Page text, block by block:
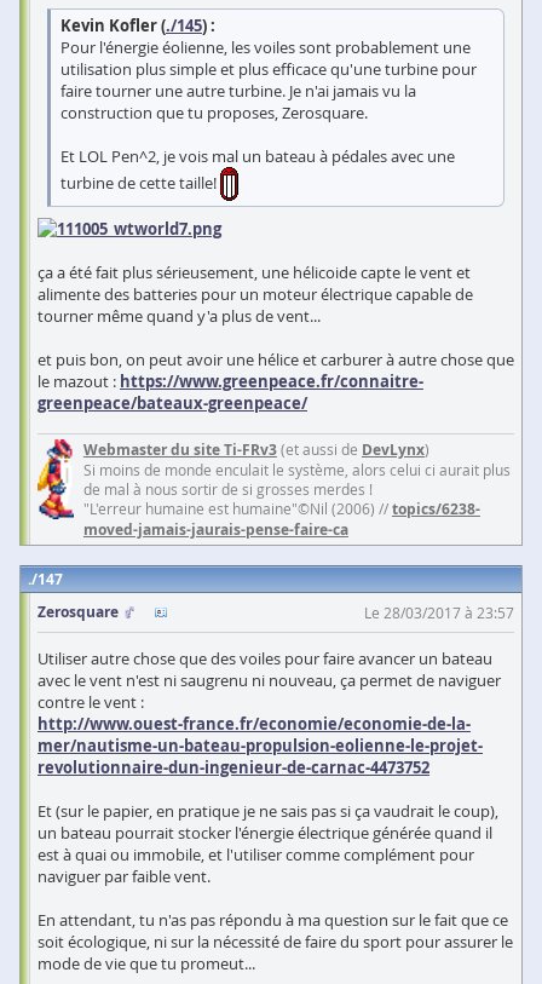
Kevin Kofler (./145) :
Pour l'énergie éolienne, les voiles sont probablement une
utilisation plus simple et plus efficace qu'une turbine pour
faire tourner une autre turbine. Je n'ai jamais vu la
construction que tu proposes, Zerosquare.
Et LOL Pen^2, je vois mal un bateau à pédales avec une
turbine de cette taille!
ça a été fait plus sérieusement, une hélicoide capte le vent et
alimente des batteries pour un moteur électrique capable de
tourner même quand y'a plus de vent...
et puis bon, on peut avoir une hélice et carburer à autre chose que
le mazout : https://www.greenpeace.fr/connaitre-
greenpeace/bateaux-greenpeace/
Webmaster du site Ti-FRv3(et aussi de DevLynx)
Si moins de monde enculait le système, alors celui ci aurait plus
de mal à nous sortir de si grosses merdes !
"L'erreur humaine est humaine"©Nil (2006) //topics/6238-
moved-jamais-jaurais-pense-faire-ca
147
Zerosquare
Le 28/03/2017 à 23:57
Utiliser autre chose que des voiles pour faire avancer un bateau
avec le vent n'est ni saugrenu ni nouveau, ça permet de naviguer
contre le vent :
http://www.ouest-france.fr/economie/economie-de-la-
mer/nautisme-un-bateau-propulsion-eolienne-le-projet-
revolutionnaire-dun-ingenieur-de-carnac-4473752
Et (sur le papier, en pratique je ne sais pas si ça vaudrait le coup),
un bateau pourrait stocker l'énergie électrique générée quand il
est à quai ou immobile, et l'utiliser comme complément pour
naviguer par faible vent.
En attendant, tu n'as pas répondu à ma question sur le fait que ce
soit écologique, ni sur la nécessité de faire du sport pour assurer le
mode de vie que tu promeut...